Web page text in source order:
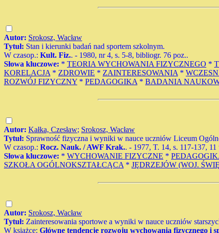
Autor: Srokosz, Wacław
Tytuł: Stan i kierunki badań nad sportem szkolnym.
W czasop.: Kult. Fiz.. - 1980, nr 4, s. 5-8, bibliogr. 76 poz..
Słowa kluczowe: * TEORIA WYCHOWANIA FIZYCZNEGO *
KORELACJA * ZDROWIE * ZAINTERESOWANIA *
ROZWÓJ FIZYCZNY * PEDAGOGIKA * BADANIA
Autor: Kałka, Czesław; Srokosz, Wacław
Tytuł: Sprawność fizyczna i wyniki w nauce uczniów Liceum
W czasop.: Rocz. Nauk. / AWF Krak.. - 1977, T. 14, s. 117-137,
Słowa kluczowe: * WYCHOWANIE FIZYCZNE *
SZKOŁA OGÓLNOKSZTAŁCĄCA * JĘDRZEJÓW (WOJ.
Autor: Srokosz, Wacław
Tytuł: Zainteresowania sportowe a wyniki w nauce uczniów
W książce: Główne tendencje rozwoju wychowania fizycznego i